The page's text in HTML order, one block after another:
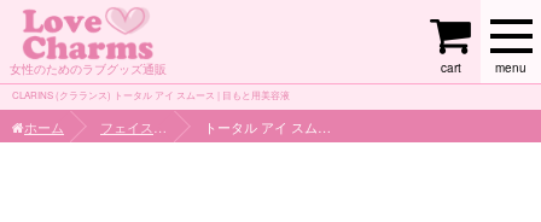
女性のためのラブグッズ通販 menu
cart
CLARINS (クラランス) トータル アイ スムース | 目もと用美容液
ホーム